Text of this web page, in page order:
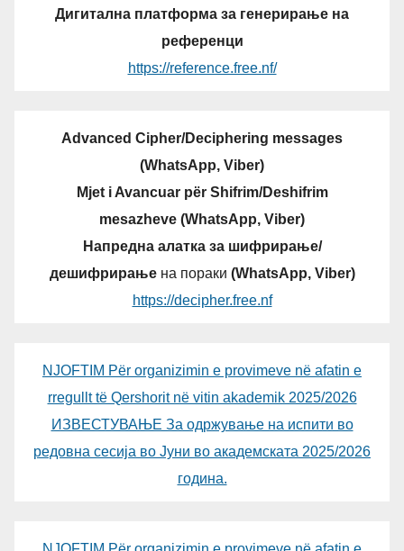
Дигитална платформа за генерирање на
референци
https://reference.free.nf/
Advanced Cipher/Deciphering messages
(WhatsApp, Viber)
Mjet i Avancuar për Shifrim/Deshifrim
mesazheve (WhatsApp, Viber)
Напредна алатка за шифрирање/
дешифрирањена пораки (WhatsApp, Viber)
https://decipher.free.nf
NJOFTIM Për organizimin e provimeve në afatin e
rregullt të Qershorit në vitin akademik 2025/2026
ИЗВЕСТУВАЊЕ За одржување на испити во
редовна сесија во Јуни во академската 2025/2026
година.